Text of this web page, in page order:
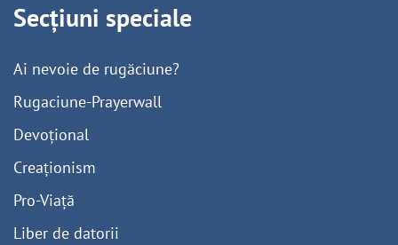
Secțiuni speciale
Ai nevoie de rugăciune?
Rugaciune-Prayerwall
Devoțional
Creaționism
Pro-Viață
Liber de datorii